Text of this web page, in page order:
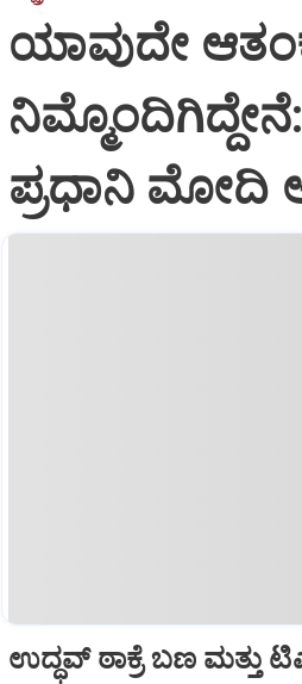
ಯಾವುದೇ
ಪ್ರಧಾನಿ
ಉದ್ಧವ್ ಠಾಕ್ರೆ ಬಣ ಮತ್ತು